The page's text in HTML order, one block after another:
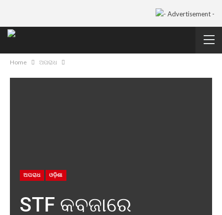
Home ଅପରାଧ
ଅପରାଧ ଓଡ଼ିଶା
STF କବଜାରେ